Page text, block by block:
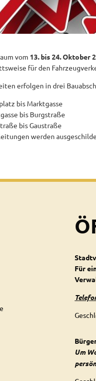
vom 13. bis 24. Oktober
für den
erfolgen in drei
bis Marktgasse
bis Burgstraße
bis Gaustraße
werden
Für
Um